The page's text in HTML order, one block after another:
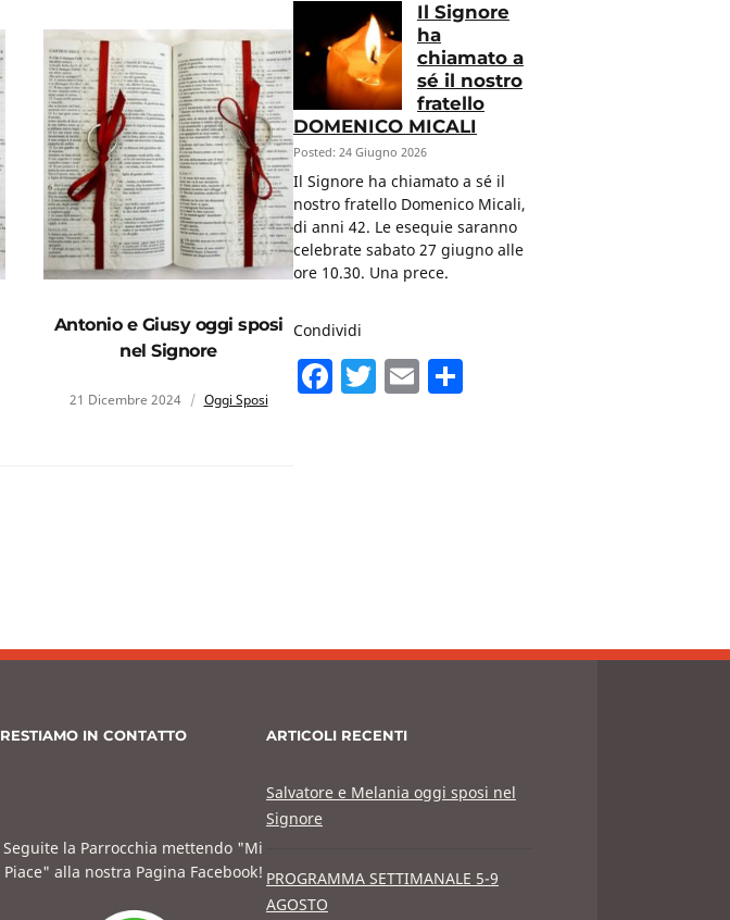
Antonio e Giusy oggi sposi
nel Signore
21 Dicembre 2024 Oggi Sposi
Il Signore
ha
chiamato a
sé il nostro
fratello
DOMENICO MICALI
Posted: 24 Giugno 2026
Il Signore ha chiamato a sé il
nostro fratello Domenico Micali,
di anni 42. Le esequie saranno
celebrate sabato 27 giugno alle
ore 10.30. Una prece.
Condividi
F T E
RESTIAMO IN CONTATTO
Seguite la Parrocchia mettendo "Mi
Piace" alla nostra Pagina Facebook!
ARTICOLI RECENTI
Salvatore e Melania oggi sposi nel
Signore
PROGRAMMA SETTIMANALE 5-9
AGOSTO